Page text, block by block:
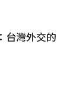
台灣外交的